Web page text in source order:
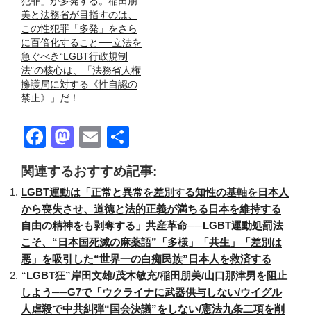
美と法務省が目指すのは、
この性犯罪「多発」をさら
に百倍化すること──立法を
急ぐべき“LGBT行政規制
法”の核心は、「法務省人権
擁護局に対する《性自認の
禁止》」だ！
F
a
c
e
b
o
o
k
M
a
st
o
d
o
n
E
m
ail
有
関連するおすすめ記事:
LGBT運動は「正常と異常を差別する知性の基軸を日本人
から喪失させ、道徳と法的正義が満ちる日本を維持する
自由の精神をも剥奪する」共産革命──LGBT運動処罰法
こそ、“日本国死滅の麻薬語”「多様」「共生」「差別は
悪」を吸引した“世界一の白痴民族”日本人を救済する
“LGBT狂”岸田文雄/茂木敏充/稲田朋美/山口那津男を阻止
しよう──G7で「ウクライナに武器供与しない/ウイグル
人虐殺で中共糾弾“国会決議”をしない/憲法九条二項を削